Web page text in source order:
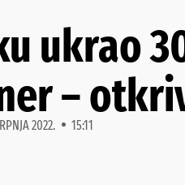
ukrao
–
2022. 15:11